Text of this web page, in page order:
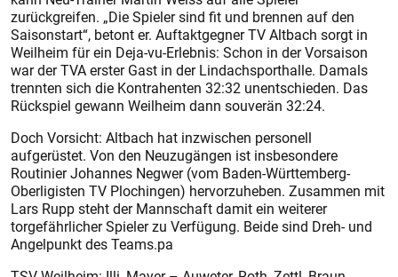
zurückgreifen. „Die Spieler sind fit und brennen auf den
Saisonstart“, betont er. Auftaktgegner TV Altbach sorgt in
Weilheim für ein Deja-vu-Erlebnis: Schon in der Vorsaison
war der TVA erster Gast in der Lindachsporthalle. Damals
trennten sich die Kontrahenten 32:32 unentschieden. Das
Rückspiel gewann Weilheim dann souverän 32:24.
Doch Vorsicht: Altbach hat inzwischen personell
aufgerüstet. Von den Neuzugängen ist insbesondere
Routinier Johannes Negwer (vom Baden-Württemberg-
Oberligisten TV Plochingen) hervorzuheben. Zusammen mit
Lars Rupp steht der Mannschaft damit ein weiterer
torgefährlicher Spieler zu Verfügung. Beide sind Dreh- und
Angelpunkt des Teams.pa